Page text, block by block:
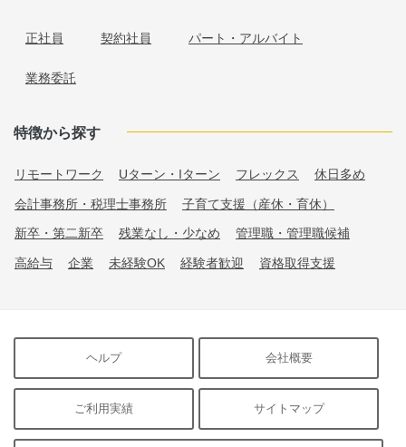
正社員 契約社員 パート・アルバイト
業務委託
特徴から探す
リモートワーク Uターン・Iターン フレックス 休日多め
会計事務所・税理士事務所 子育て支援（産休・育休）
新卒・第二新卒 残業なし・少なめ 管理職・管理職候補
高給与 企業 未経験OK 経験者歓迎 資格取得支援
ヘルプ 会社概要
ご利用実績 サイトマップ